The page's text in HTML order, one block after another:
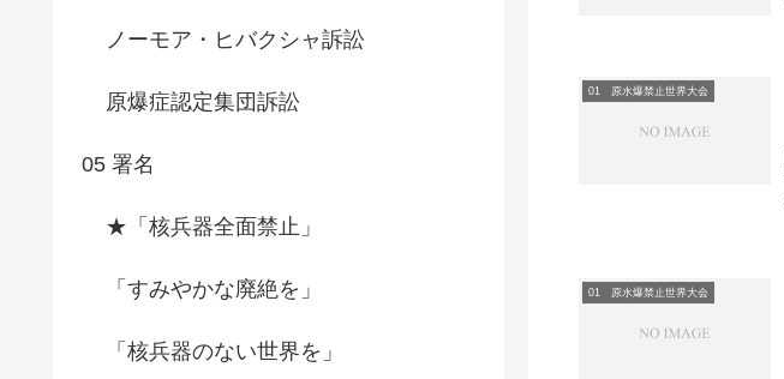
01 原水爆禁止世界大会
01 原水爆禁止世界大会
ノーモア・ヒバクシャ訴訟
原爆症認定集団訴訟
05 署名
★「核兵器全面禁止」
「すみやかな廃絶を」
「核兵器のない世界を」